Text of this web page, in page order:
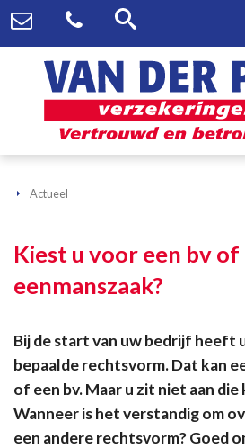
Actueel
Kiest u voor een bv of
eenmanszaak?
Bij de start van uw bedrijf heeft
bepaalde rechtsvorm. Dat kan
of een bv. Maar u zit niet aan die
Wanneer is het verstandig om
een andere rechtsvorm? Goed